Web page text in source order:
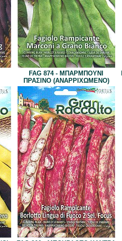
FAG 874 - ΜΠΑΡΜΠΟΥΝΙ
ΠΡΑΣΙΝΟ (ΑΝΑΡΡΙΧΩΜΕΝΟ)